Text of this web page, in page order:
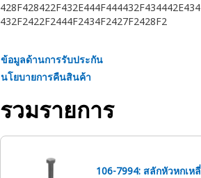
428F428422F432E444F444432F434442E
432F2422F2444F2434F2427F2428F2
ข้อมูลด้านการรับประกัน
นโยบายการคืนสินค้า
รวมรายการ
106-7994: สลักหัวหกเห